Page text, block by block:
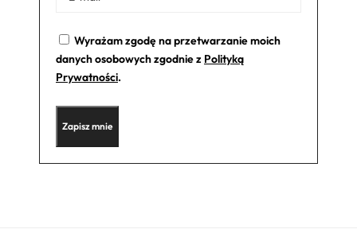
Wyrażam zgodę na przetwarzanie moich
danych osobowych zgodnie z Polityką
Prywatności.